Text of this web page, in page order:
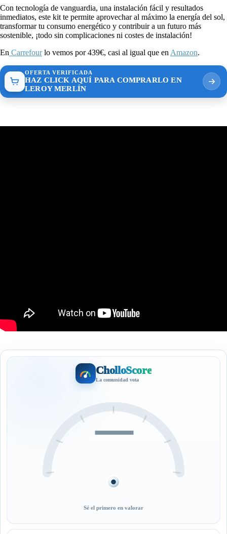
Con tecnología de vanguardia, una instalación fácil y resultados
inmediatos, este kit te permite aprovechar al máximo la energía del sol,
transformar tu consumo energético y contribuir a un futuro más
sostenible, ¡todo sin complicaciones ni costes de instalación!
En Carrefourlo vemos por 439€, casi al igual que en Amazon.
OFERTA VERIFICADA
HAZ CLICK AQUÍ PARA COMPRARLO EN
LEROY MERLÍN
CholloScore
La comunidad vota
—
Sé el primero en valorar